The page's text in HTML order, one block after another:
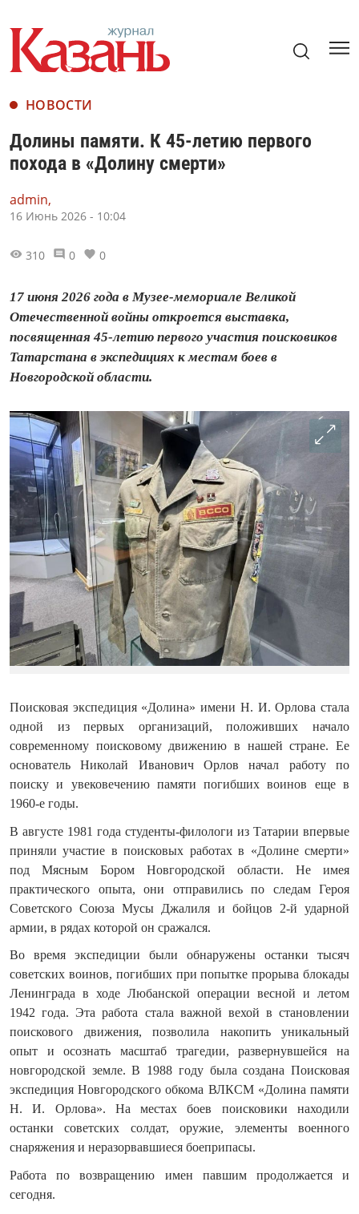
НОВОСТИ
Долины памяти. К 45-летию первого
похода в «Долину смерти»
admin,
16 Июнь 2026 - 10:04
310 0 0
17 июня 2026 года в Музее-мемориале Великой
Отечественной войны откроется выставка,
посвященная 45-летию первого участия поисковиков
Татарстана в экспедициях к местам боев в
Новгородской области.
Поисковая экспедиция «Долина» имени Н. И. Орлова стала
одной из первых организаций, положивших начало
современному поисковому движению в нашей стране. Ее
основатель Николай Иванович Орлов начал работу по
поиску и увековечению памяти погибших воинов еще в
1960-е годы.
В августе 1981 года студенты-филологи из Татарии впервые
приняли участие в поисковых работах в «Долине смерти»
под Мясным Бором Новгородской области. Не имея
практического опыта, они отправились по следам Героя
Советского Союза Мусы Джалиля и бойцов 2-й ударной
армии, в рядах которой он сражался.
Во время экспедиции были обнаружены останки тысяч
советских воинов, погибших при попытке прорыва блокады
Ленинграда в ходе Любанской операции весной и летом
1942 года. Эта работа стала важной вехой в становлении
поискового движения, позволила накопить уникальный
опыт и осознать масштаб трагедии, развернувшейся на
новгородской земле. В 1988 году была создана Поисковая
экспедиция Новгородского обкома ВЛКСМ «Долина памяти
Н. И. Орлова». На местах боев поисковики находили
останки советских солдат, оружие, элементы военного
снаряжения и неразорвавшиеся боеприпасы.
Работа по возвращению имен павшим продолжается и
сегодня.